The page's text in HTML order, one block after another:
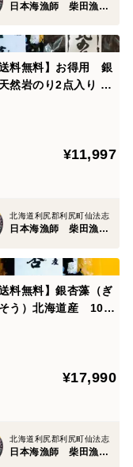
日本海漁師 柴田漁業部
送料無料】お得用 銀
然岩のり2点入り 3
¥11,997
北海道利尻郡利尻町仙法志
日本海漁師 柴田漁業部
送料無料】銀杏藻（ぎ
う）北海道産 10袋
¥17,990
北海道利尻郡利尻町仙法志
日本海漁師 柴田漁業部